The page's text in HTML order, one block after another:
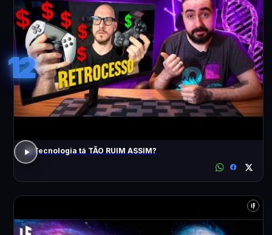
12
A Tecnologia tá TÃO RUIM ASSIM?